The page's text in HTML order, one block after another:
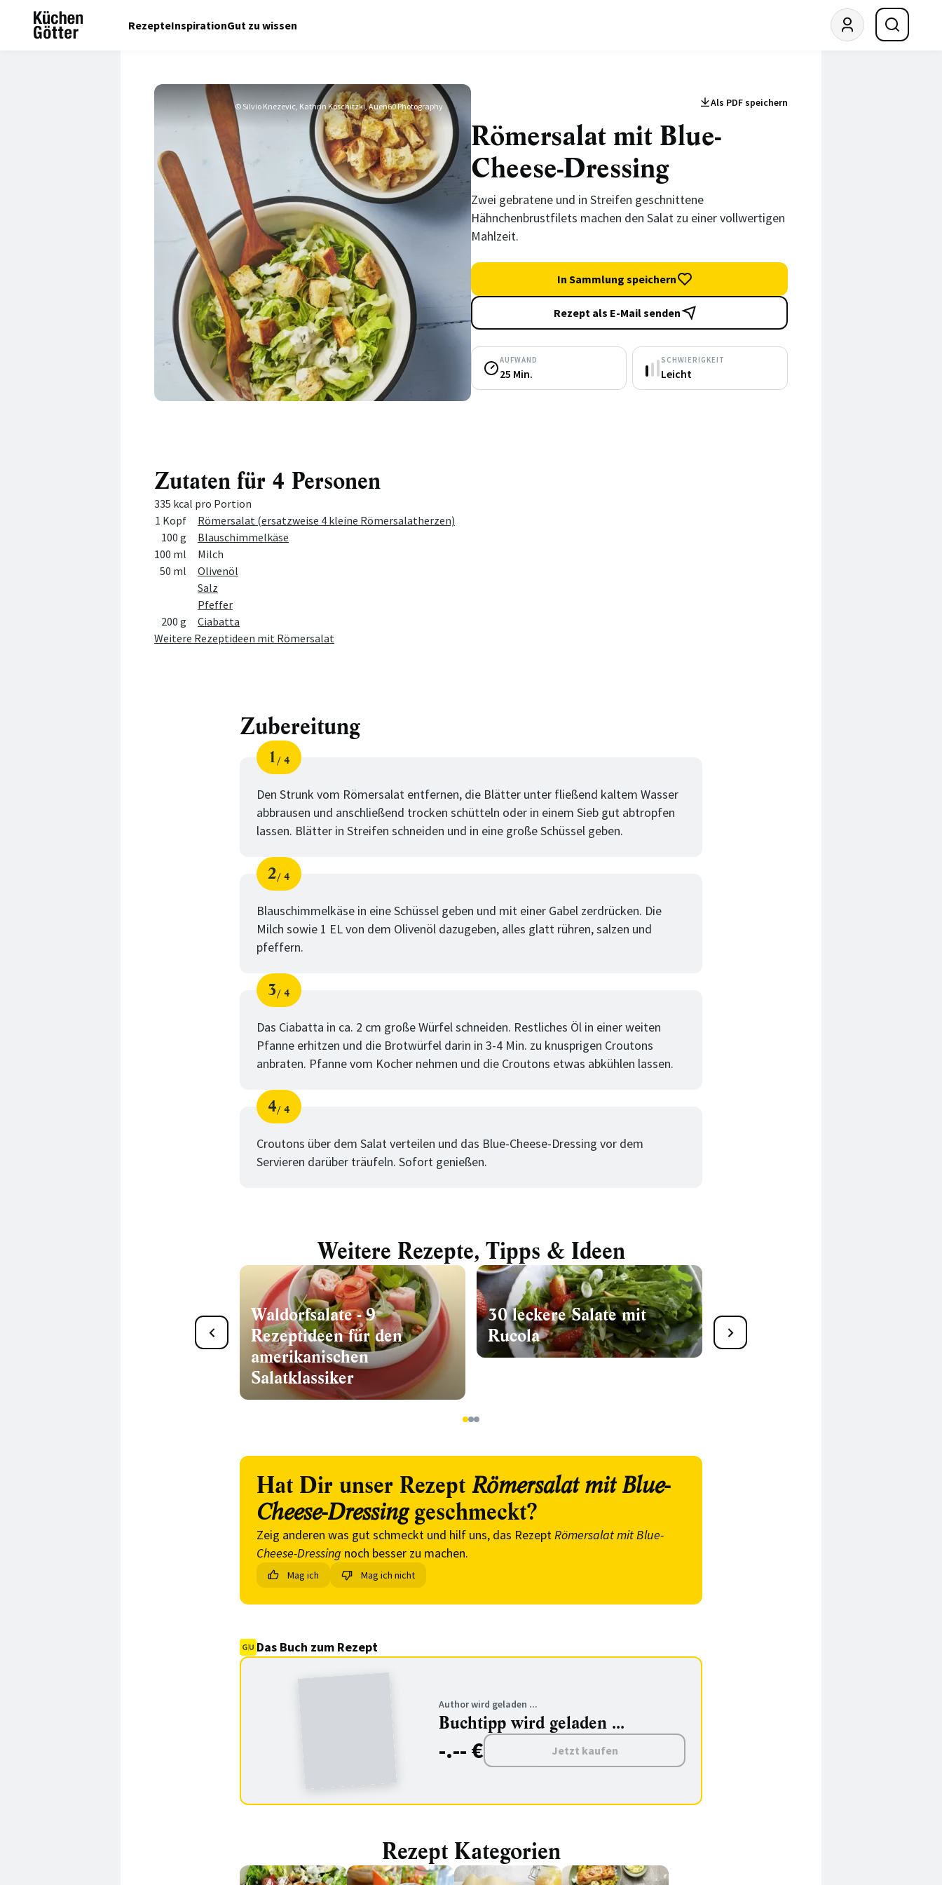
RezepteInspirationGut zu wissen
© Silvio Knezevic, Kathrin Koschitzki, Auen60 Photography Als PDF speichern
Römersalat mit Blue-
Cheese-Dressing
Zwei gebratene und in Streifen geschnittene
Hähnchenbrustfilets machen den Salat zu einer vollwertigen
Mahlzeit.
In Sammlung speichern
Rezept als E-Mail senden
AUFWAND
25 Min.
SCHWIERIGKEIT
Leicht
Zutaten für 4 Personen
335 kcal pro Portion
MengeZutat
1 Kopf
Römersalat (ersatzweise 4 kleine Römersalatherzen)
100 g
Blauschimmelkäse
100 ml
Milch
50 ml
Olivenöl
Salz
Pfeffer
200 g
Ciabatta
Weitere Rezeptideen mit Römersalat
Zubereitung
Schritt
1
von
4
Den Strunk vom Römersalat entfernen, die Blätter unter fließend kaltem Wasser
abbrausen und anschließend trocken schütteln oder in einem Sieb gut abtropfen
lassen. Blätter in Streifen schneiden und in eine große Schüssel geben.
Schritt
2
von
4
Blauschimmelkäse in eine Schüssel geben und mit einer Gabel zerdrücken. Die
Milch sowie 1 EL von dem Olivenöl dazugeben, alles glatt rühren, salzen und
pfeffern.
Schritt
3
von
4
Das Ciabatta in ca. 2 cm große Würfel schneiden. Restliches Öl in einer weiten
Pfanne erhitzen und die Brotwürfel darin in 3-4 Min. zu knusprigen Croutons
anbraten. Pfanne vom Kocher nehmen und die Croutons etwas abkühlen lassen.
Schritt
4
von
4
Croutons über dem Salat verteilen und das Blue-Cheese-Dressing vor dem
Servieren darüber träufeln. Sofort genießen.
Weitere Rezepte, Tipps & Ideen
Waldorfsalate - 9
Rezeptideen für den
amerikanischen
Salatklassiker
30 leckere Salate mit
Rucola
49 köstliche Couscous-
Salat-Rezepte
123
Hat Dir unser Rezept Römersalat mit Blue-
Cheese-Dressinggeschmeckt?
Zeig anderen was gut schmeckt und hilf uns, das RezeptRömersalat mit Blue-
Cheese-Dressing noch besser zu machen.
Mag ich Mag ich nicht
Das Buch zum Rezept
Author wird geladen ...
Buchtipp wird geladen ...
-.-- € Jetzt kaufen
Rezept Kategorien